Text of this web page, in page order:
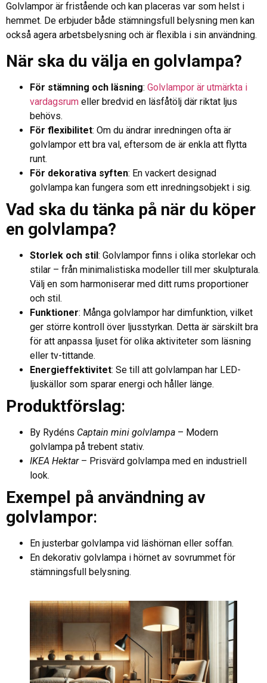
Golvlampor är fristående och kan placeras var som helst i
hemmet. De erbjuder både stämningsfull belysning men kan
också agera arbetsbelysning och är flexibla i sin användning.
När ska du välja en golvlampa?
För stämning och läsning: Golvlampor är utmärkta i
vardagsrum eller bredvid en läsfåtölj där riktat ljus
behövs.
För flexibilitet: Om du ändrar inredningen ofta är
golvlampor ett bra val, eftersom de är enkla att flytta
runt.
För dekorativa syften: En vackert designad
golvlampa kan fungera som ett inredningsobjekt i sig.
Vad ska du tänka på när du köper
en golvlampa?
Storlek och stil: Golvlampor finns i olika storlekar och
stilar – från minimalistiska modeller till mer skulpturala.
Välj en som harmoniserar med ditt rums proportioner
och stil.
Funktioner: Många golvlampor har dimfunktion, vilket
ger större kontroll över ljusstyrkan. Detta är särskilt bra
för att anpassa ljuset för olika aktiviteter som läsning
eller tv-tittande.
Energieffektivitet: Se till att golvlampan har LED-
ljuskällor som sparar energi och håller länge.
Produktförslag:
By Rydéns Captain mini golvlampa – Modern
golvlampa på trebent stativ.
IKEA Hektar– Prisvärd golvlampa med en industriell
look.
Exempel på användning av
golvlampor:
En justerbar golvlampa vid läshörnan eller soffan.
En dekorativ golvlampa i hörnet av sovrummet för
stämningsfull belysning.